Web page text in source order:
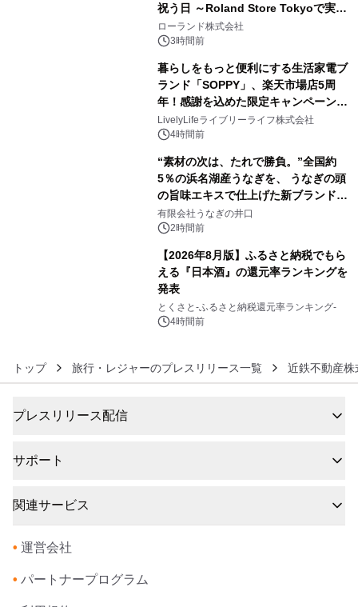
祝う日 ～Roland Store Tokyoで実機
を展示しての 記念キャンペーンを開
催 英国ラジオ「NTS」の 特別プログ
アーティストを フィーチャーしたアニ
メーションを公開～
ローランド株式会社
3時間前
暮らしをもっと便利にする生活家電ブ
ランド「SOPPY」、楽天市場店5周
年！感謝を込めた限定キャンペーンを
8月10日より開催
LivelyLifeライブリーライフ株式会社
4時間前
“素材の次は、たれで勝負。”全国約
5％の浜名湖産うなぎを、 うなぎの頭
の旨味エキスで仕上げた新ブランド
「井口の誉」誕生
有限会社うなぎの井口
2時間前
【2026年8月版】ふるさと納税でもら
える『日本酒』の還元率ランキングを
発表
とくさと-ふるさと納税還元率ランキング-
4時間前
トップ 旅行・レジャーのプレスリリース一覧 近鉄不動産株
プレスリリース配信
サポート
関連サービス
• 運営会社
• パートナープログラム